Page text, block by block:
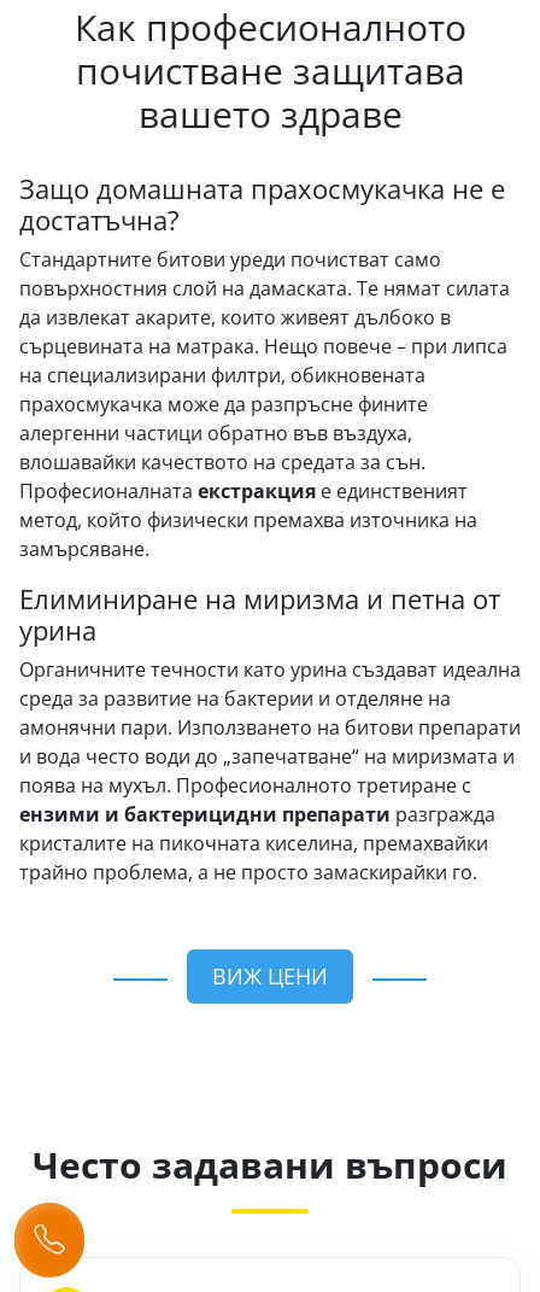
Как професионалното
почистване защитава
вашето здраве
Защо домашната прахосмукачка не е
достатъчна?
Стандартните битови уреди почистват само
повърхностния слой на дамаската. Те нямат силата
да извлекат акарите, които живеят дълбоко в
сърцевината на матрака. Нещо повече – при липса
на специализирани филтри, обикновената
прахосмукачка може да разпръсне фините
алергенни частици обратно във въздуха,
влошавайки качеството на средата за сън.
Професионалната екстракция е единственият
метод, който физически премахва източника на
замърсяване.
Елиминиране на миризма и петна от
урина
Органичните течности като урина създават идеална
среда за развитие на бактерии и отделяне на
амонячни пари. Използването на битови препарати
и вода често води до „запечатване“ на миризмата и
поява на мухъл. Професионалното третиране с
ензими и бактерицидни препарати разгражда
кристалите на пикочната киселина, премахвайки
трайно проблема, а не просто замаскирайки го.
ВИЖ ЦЕНИ
Често задавани въпроси